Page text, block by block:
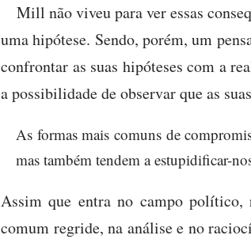
Mill não viveu para ver essas
uma hipótese. Sendo, porém, um
confrontar as suas hipóteses com a
a possibilidade de observar que as
As formas mais comuns de
mas também tendem a estupidificar-
Assim que entra no campo político,
comum regride, na análise e no